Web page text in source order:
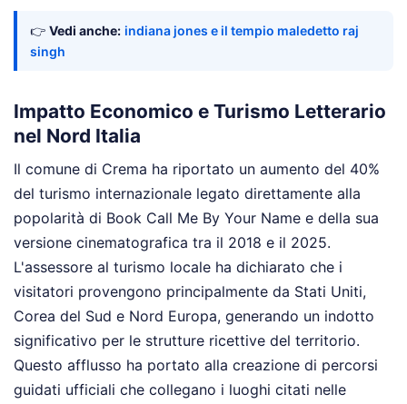
👉 Vedi anche: indiana jones e il tempio maledetto raj
singh
Impatto Economico e Turismo Letterario
nel Nord Italia
Il comune di Crema ha riportato un aumento del 40%
del turismo internazionale legato direttamente alla
popolarità di Book Call Me By Your Name e della sua
versione cinematografica tra il 2018 e il 2025.
L'assessore al turismo locale ha dichiarato che i
visitatori provengono principalmente da Stati Uniti,
Corea del Sud e Nord Europa, generando un indotto
significativo per le strutture ricettive del territorio.
Questo afflusso ha portato alla creazione di percorsi
guidati ufficiali che collegano i luoghi citati nelle